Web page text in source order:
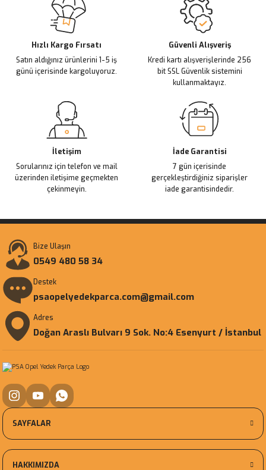
Ürün açıklamasında eksik bilgiler bulunuyor.
Ürün bilgilerinde hatalar bulunuyor.
Ürün fiyatı diğer sitelerden daha pahalı.
Bu ürüne benzer farklı alternatifler olmalı.
Hızlı Kargo Fırsatı
Satın aldığınız ürünlerini 1-5 iş
günü içerisinde kargoluyoruz.
Güvenli Alışveriş
Kredi kartı alışverişlerinde 256
bit SSL Güvenlik sistemini
kullanmaktayız.
İletişim
Sorularınız için telefon ve mail
üzerinden iletişime geçmekten
çekinmeyin.
İade Garantisi
7 gün içerisinde
gerçekleştirdiğiniz siparişler
iade garantisindedir.
Bize Ulaşın
0549 480 58 34
Destek
psaopelyedekparca.com@gmail.com
Adres
Doğan Araslı Bulvarı 9 Sok. No:4 Esenyurt / İstanbul
SAYFALAR
HAKKIMIZDA